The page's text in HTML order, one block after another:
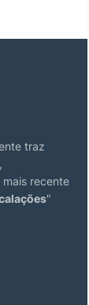
traz
recente
"